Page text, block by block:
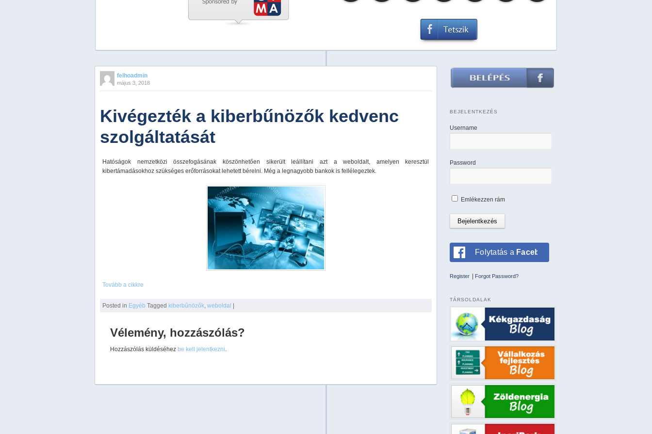
PreviousNextStop
2
felhoadmin
május 3, 2018
Kivégezték a kiberbűnözők kedvenc
szolgáltatását
Hatóságok nemzetközi összefogásának köszönhetően sikerült leállítani azt a weboldalt, amelyen keresztül
kibertámadásokhoz szükséges erőforrásokat lehetett bérelni. Még a legnagyobb bankok is fellélegeztek.
Tovább a cikkre
Posted in Egyéb Tagged kiberbűnözők, weboldal
Vélemény, hozzászólás?
Hozzászólás küldéséhezbe kell jelentkezni
BEJELENTKEZÉS
Username
Password
Emlékezzen rám
Folytatás a Facebookkal
Register Forgot Password?
TÁRSOLDALAK